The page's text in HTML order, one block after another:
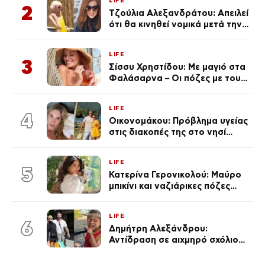
2
Τζούλια Αλεξανδράτου: Απειλεί
ότι θα κινηθεί νομικά μετά την
3
LIFE
Σίσσυ Χρηστίδου: Με μαγιό στα
Φαλάσαρνα – Οι πόζες με τους
4
LIFE
Οικονομάκου: Πρόβλημα υγείας
στις διακοπές της στο νησί
5
LIFE
Κατερίνα Γερονικολού: Μαύρο
μπικίνι και ναζιάρικες πόζες
6
LIFE
Δημήτρη Αλεξάνδρου:
Αντίδραση σε αιχμηρό σχόλιο